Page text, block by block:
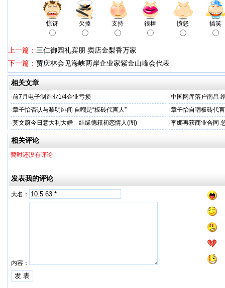
惊讶 欠揍 支持 很棒 愤怒 搞笑
上一篇： 三仁御园礼宾朋 窦店金梨香万家
下一篇： 贾庆林会见海峡两岸企业家紫金山峰会代表
相关文章
·前7月电子制造业1/4企业亏损 ·中国网库落户南昌
·章子怡否认与黎明绯闻 自嘲是“板砖代言人” ·章子怡自嘲板砖代
·莫文蔚今日意大利大婚 结缘德籍初恋情人(图) ·李娜再获商业合同
相关评论
暂时还没有评论
发表我的评论
大名：
内容：